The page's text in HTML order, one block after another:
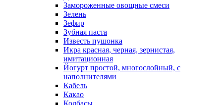
Замороженные овощные смеси
Зелень
Зефир
Зубная паста
Известь пушонка
Икра красная, черная, зернистая,
имитационная
Йогурт простой, многослойный, с
наполнителями
Кабель
Какао
Колбасы